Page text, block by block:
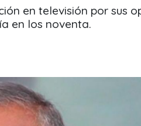
en televisión por sus
en los noventa.